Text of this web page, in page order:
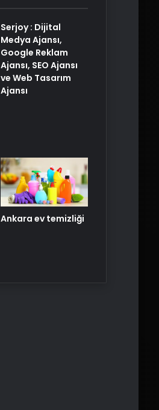
Serjoy : Dijital
Medya Ajansı,
Google Reklam
Ajansı, SEO Ajansı
ve Web Tasarım
Ajansı
Ankara ev temizliği